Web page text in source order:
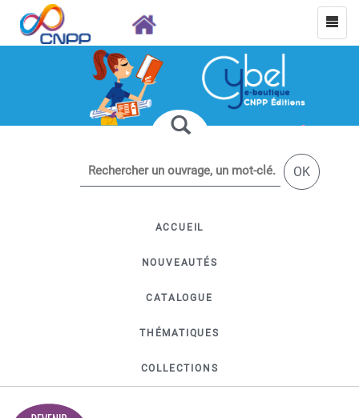
OK
ACCUEIL
NOUVEAUTÉS
CATALOGUE
THÉMATIQUES
COLLECTIONS